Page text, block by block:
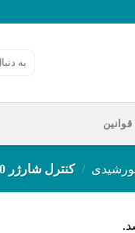
برای:
قوانین
/ کنترل شارژر 60 آمپر ، 12/24 ولت